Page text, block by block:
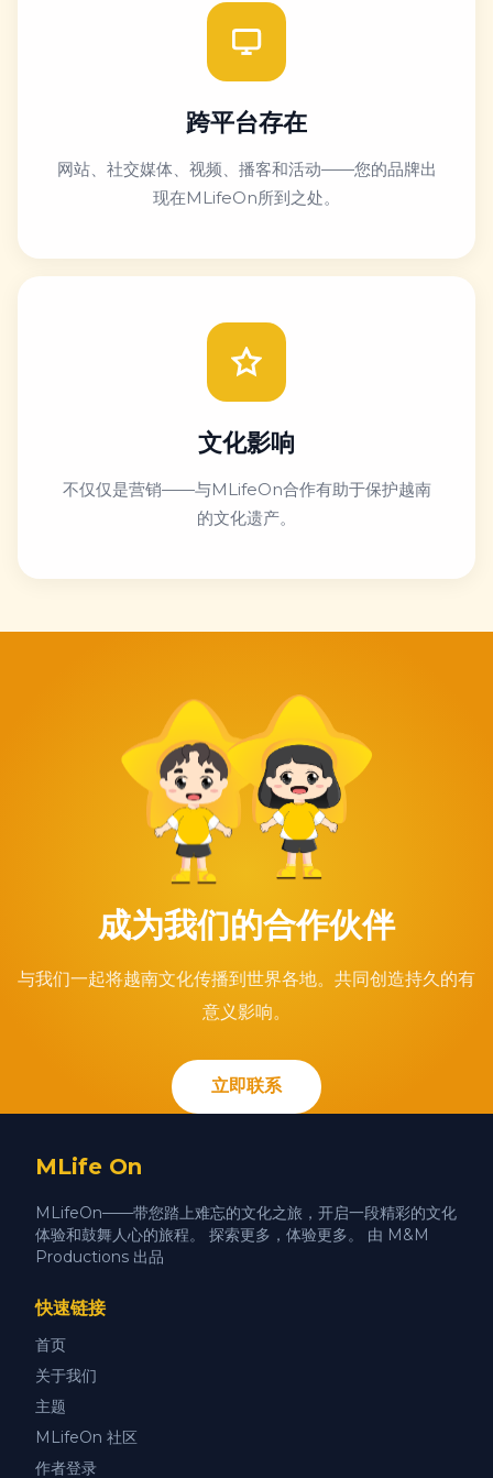
跨平台存在
网站、社交媒体、视频、播客和活动——您的品牌出
现在MLifeOn所到之处。
文化影响
不仅仅是营销——与MLifeOn合作有助于保护越南
的文化遗产。
成为我们的合作伙伴
与我们一起将越南文化传播到世界各地。共同创造持久的有
意义影响。
立即联系
MLife On
MLifeOn——带您踏上难忘的文化之旅，开启一段精彩的文化
体验和鼓舞人心的旅程。 探索更多，体验更多。 由 M&M
Productions 出品
快速链接
首页
关于我们
主题
MLifeOn 社区
作者登录